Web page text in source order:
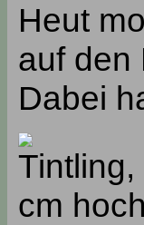
Heut
auf den
Dabei
cm hoch